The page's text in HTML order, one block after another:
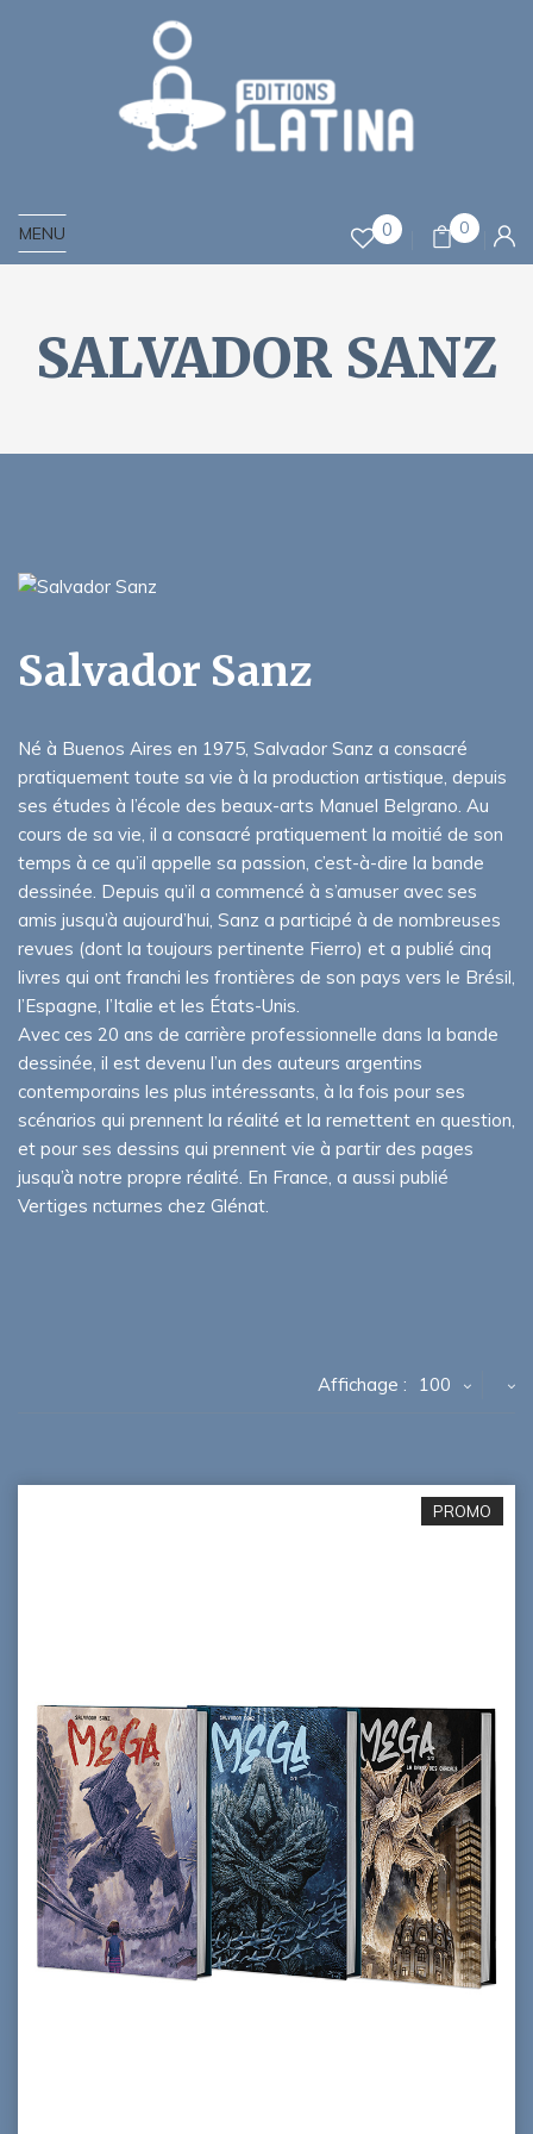
MENU 0 0
SALVADOR SANZ
Salvador Sanz
Né à Buenos Aires en 1975, Salvador Sanz a consacré
pratiquement toute sa vie à la production artistique, depuis
ses études à l’école des beaux-arts Manuel Belgrano. Au
cours de sa vie, il a consacré pratiquement la moitié de son
temps à ce qu’il appelle sa passion, c’est-à-dire la bande
dessinée. Depuis qu’il a commencé à s’amuser avec ses
amis jusqu’à aujourd’hui, Sanz a participé à de nombreuses
revues (dont la toujours pertinente Fierro) et a publié cinq
livres qui ont franchi les frontières de son pays vers le Brésil,
l’Espagne, l’Italie et les États-Unis.
Avec ces 20 ans de carrière professionnelle dans la bande
dessinée, il est devenu l’un des auteurs argentins
contemporains les plus intéressants, à la fois pour ses
scénarios qui prennent la réalité et la remettent en question,
et pour ses dessins qui prennent vie à partir des pages
jusqu’à notre propre réalité. En France, a aussi publié
Vertiges ncturnes chez Glénat.
Affichage : 100
PROMO